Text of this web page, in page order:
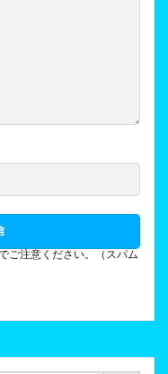
ご注意ください。（スパム